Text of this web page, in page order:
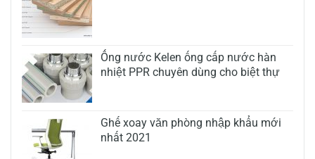
Ống nước Kelen ống cấp nước hàn
nhiệt PPR chuyên dùng cho biệt thự
Ghế xoay văn phòng nhập khẩu mới
nhất 2021